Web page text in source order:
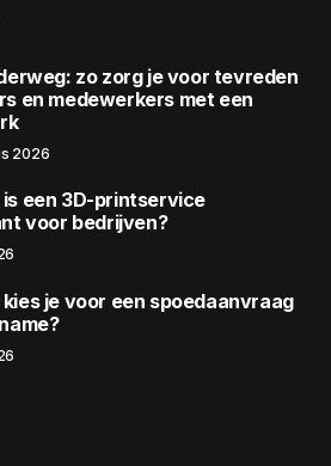
zo zorg je voor tevreden
en medewerkers met een
2026
een 3D-printservice
voor bedrijven?
je voor een spoedaanvraag